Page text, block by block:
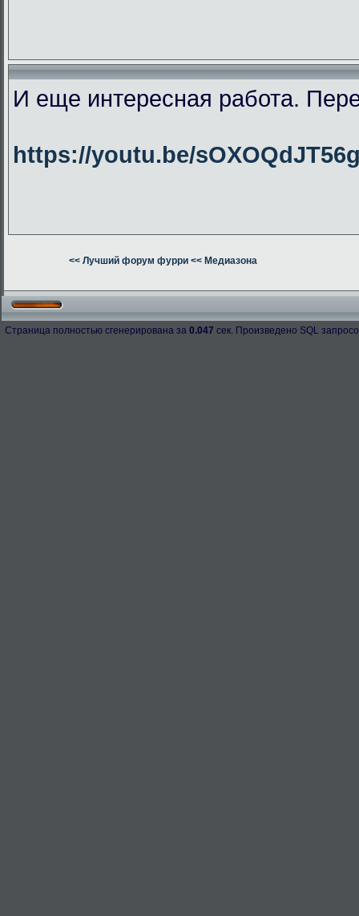
И еще интересная работа.
https://youtu.be/
<< Лучший форум фурри << Медиазона
Страница полностью сгенерирована за 0.047 сек. Произведено SQL